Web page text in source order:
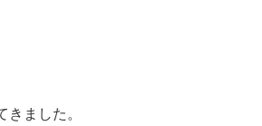
ました。